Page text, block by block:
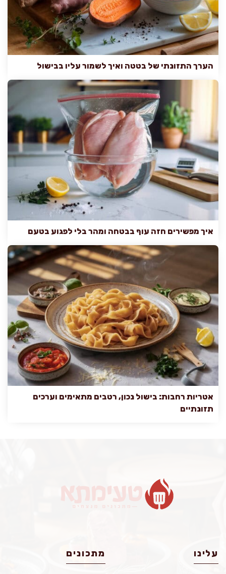
הערך התזונתי של בטטה ואיך לשמור עליו בבישול
איך מפשירים חזה עוף בבטחה ומהר בלי לפגוע בטעם
אטריות רחבות: בישול נכון, רטבים מתאימים וערכים
תזונתיים
עלינו מתכונים